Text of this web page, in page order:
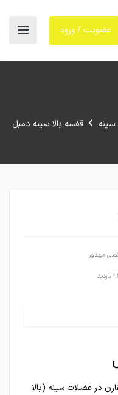
عضویت / ورود
قفسه بالا سینه دمبل
مهدور
در عضلات سینه (بالا